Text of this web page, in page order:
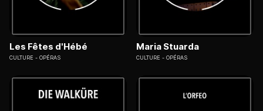
Les Fêtes d'Hébé
CULTURE OPÉRAS
Maria Stuarda
CULTURE OPÉRAS